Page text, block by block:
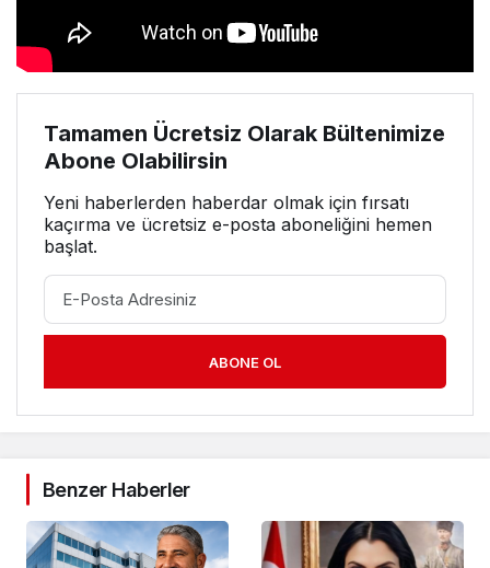
Tamamen Ücretsiz Olarak Bültenimize
Abone Olabilirsin
Yeni haberlerden haberdar olmak için fırsatı
kaçırma ve ücretsiz e-posta aboneliğini hemen
başlat.
ABONE OL
Benzer Haberler